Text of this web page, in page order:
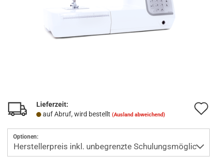
Lieferzeit:
auf Abruf, wird bestellt (Ausland abweichend)
Optionen: